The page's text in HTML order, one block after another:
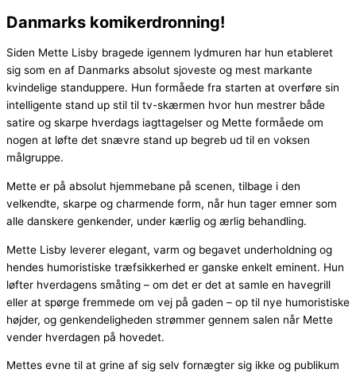
Danmarks komikerdronning!
Siden Mette Lisby bragede igennem lydmuren har hun etableret
sig som en af Danmarks absolut sjoveste og mest markante
kvindelige standuppere. Hun formåede fra starten at overføre sin
intelligente stand up stil til tv-skærmen hvor hun mestrer både
satire og skarpe hverdags iagttagelser og Mette formåede om
nogen at løfte det snævre stand up begreb ud til en voksen
målgruppe.
Mette er på absolut hjemmebane på scenen, tilbage i den
velkendte, skarpe og charmende form, når hun tager emner som
alle danskere genkender, under kærlig og ærlig behandling.
Mette Lisby leverer elegant, varm og begavet underholdning og
hendes humoristiske træfsikkerhed er ganske enkelt eminent. Hun
løfter hverdagens småting – om det er det at samle en havegrill
eller at spørge fremmede om vej på gaden – op til nye humoristiske
højder, og genkendeligheden strømmer gennem salen når Mette
vender hverdagen på hovedet.
Mettes evne til at grine af sig selv fornægter sig ikke og publikum